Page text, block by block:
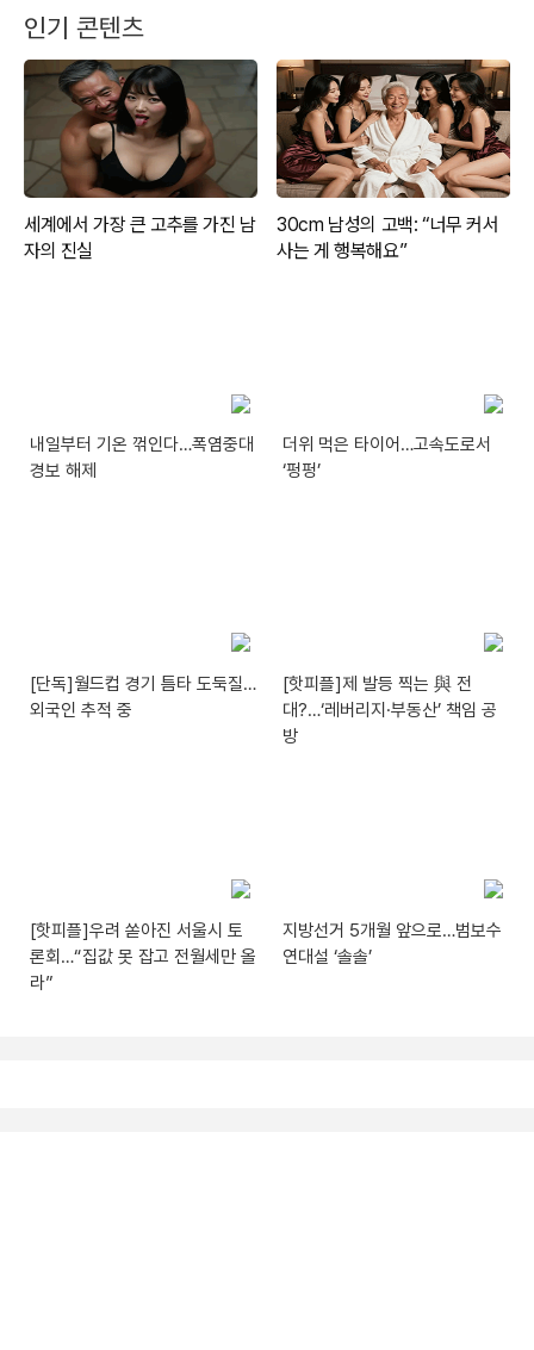
인기 콘텐츠
내일부터 기온 꺾인다…폭염중대
경보 해제
더위 먹은 타이어…고속도로서
‘펑펑’
[단독]월드컵 경기 틈타 도둑질…
외국인 추적 중
[핫피플]제 발등 찍는 與 전
대?…‘레버리지·부동산’ 책임 공
방
[핫피플]우려 쏟아진 서울시 토
론회…“집값 못 잡고 전월세만 올
라”
지방선거 5개월 앞으로…범보수
연대설 ‘솔솔’